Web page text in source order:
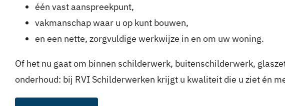
één vast aanspreekpunt,
vakmanschap waar u op kunt bouwen,
en een nette, zorgvuldige werkwijze in en om uw woning.
Of het nu gaat om binnen schilderwerk, buitenschilderwerk,
onderhoud: bij RVI Schilderwerken krijgt u kwaliteit die u ziet én